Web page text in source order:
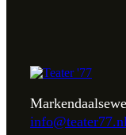
info@teater77.nl